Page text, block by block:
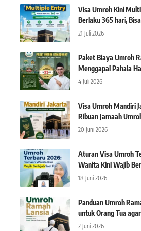
Visa Umroh Kini
Berlaku 365 hari,
21 Juli 2026
Paket Biaya Umroh
Menggapai Pahala
4 Juli 2026
Visa Umroh Mandiri
Ribuan Jamaah
20 Juni 2026
Aturan Visa Umroh
Wanita Kini Wajib
18 Juni 2026
Panduan Umroh
untuk Orang Tua
2 Juni 2026